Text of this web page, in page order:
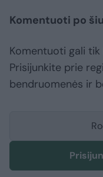
Komentuoti po
Komentuoti gali
Prisijunkite prie
bendruomenės ir